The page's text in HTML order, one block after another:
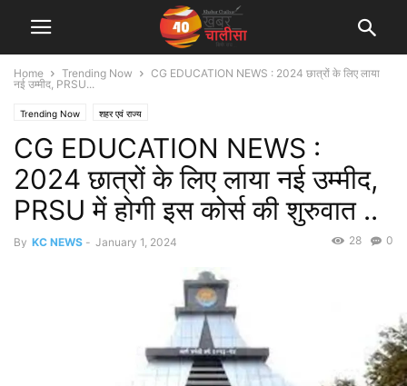
Home Trending Now
CG EDUCATION NEWS : 2024 छात्रों के लिए लाया
नई उम्मीद, PRSU...
Trending Now शहर एवं राज्य
CG EDUCATION NEWS :
2024 छात्रों के लिए लाया नई उम्मीद,
PRSU में होगी इस कोर्स की शुरुवात ..
By KC NEWS - January 1, 2024 0
28